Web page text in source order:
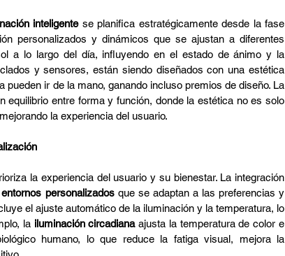
inteligente se planifica estratégicamente desde la fase
personalizados y dinámicos que se ajustan a diferentes
a lo largo del día, influyendo en el estado de ánimo y la
y sensores, están siendo diseñados con una estética
ir de la mano, ganando incluso premios de diseño. La
equilibrio entre forma y función, donde la estética no es solo
la experiencia del usuario.
la experiencia del usuario y su bienestar. La integración
entornos personalizados que se adaptan a las preferencias y
el ajuste automático de la iluminación y la temperatura, lo
la iluminación circadiana ajusta la temperatura de color e
humano, lo que reduce la fatiga visual, mejora la